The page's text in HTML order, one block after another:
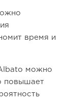
время и
можно
повышает